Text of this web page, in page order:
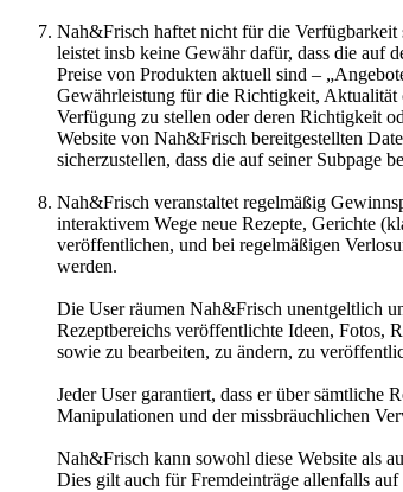
Nah&Frisch haftet nicht für die
leistet insb keine Gewähr dafür, dass die auf
Preise von Produkten aktuell sind –
Gewährleistung für die Richtigkeit, Aktualität
Verfügung zu stellen oder deren Richtigkeit
Website von Nah&Frisch bereitgestellten
sicherzustellen, dass die auf seiner Subpage
Nah&Frisch veranstaltet regelmäßig
interaktivem Wege neue Rezepte, Gerichte
veröffentlichen, und bei regelmäßigen
werden.
Die User räumen Nah&Frisch unentgeltlich
Rezeptbereichs veröffentlichte Ideen, Fotos,
sowie zu bearbeiten, zu ändern, zu
Jeder User garantiert, dass er über
Manipulationen und der missbräuchlichen
Nah&Frisch kann sowohl diese Website als
Dies gilt auch für Fremdeinträge allenfalls